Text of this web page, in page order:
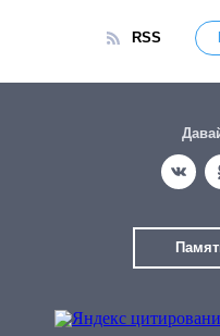
RSS